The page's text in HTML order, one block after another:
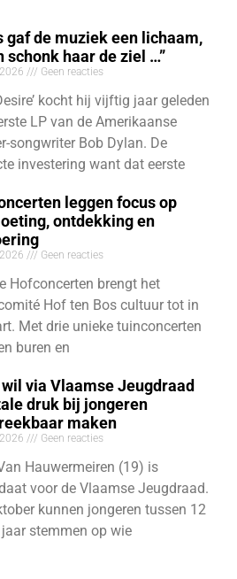
gaf de muziek een lichaam,
schonk haar de ziel …”
Geen reacties
kocht hij vijftig jaar geleden
LP van de Amerikaanse
songwriter Bob Dylan. De
investering want dat eerste
leggen focus op
ontdekking en
Geen reacties
Hofconcerten brengt het
Hof ten Bos cultuur tot in
Met drie unieke tuinconcerten
buren en
wil via Vlaamse Jeugdraad
druk bij jongeren
maken
Geen reacties
Hauwermeiren (19) is
voor de Vlaamse Jeugdraad.
kunnen jongeren tussen 12
stemmen op wie